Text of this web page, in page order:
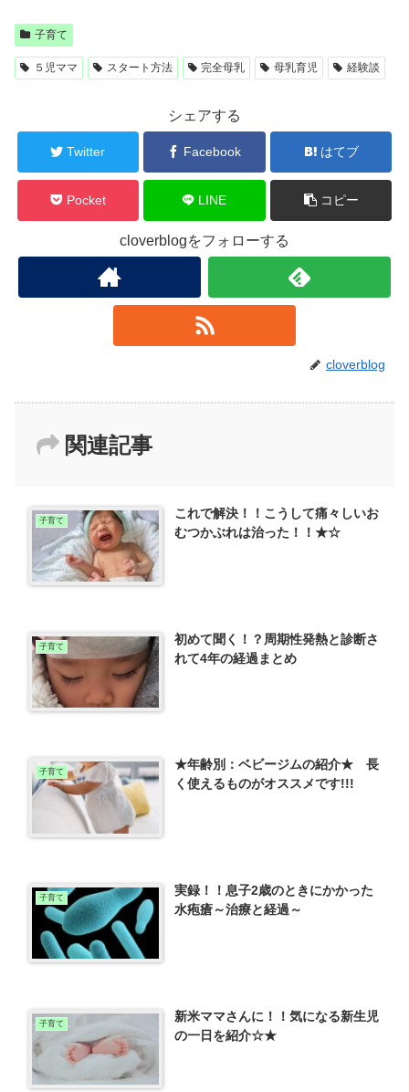
子育て
５児ママ スタート方法 完全母乳 母乳育児 経験談
シェアする
Twitter Facebook はてブ
Pocket LINE コピー
cloverblogをフォローする
cloverblog
関連記事
子育て
これで解決！！こうして痛々しいお
むつかぶれは治った！！★☆
子育て
初めて聞く！？周期性発熱と診断さ
れて4年の経過まとめ
子育て
★年齢別：ベビージムの紹介★ 長
く使えるものがオススメです!!!
子育て
実録！！息子2歳のときにかかった
水疱瘡～治療と経過～
子育て
新米ママさんに！！気になる新生児
の一日を紹介☆★